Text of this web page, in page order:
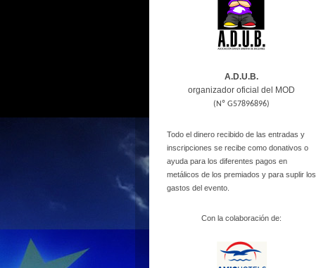
A.D.U.B.
organizador oficial del MOD
(Nº G57896896)
Todo el dinero recibido de las entradas y
inscripciones se recibe como donativos o
ayuda para los diferentes pagos en
metálicos de los premiados y para suplir los
gastos del evento.
Con la colaboración de: